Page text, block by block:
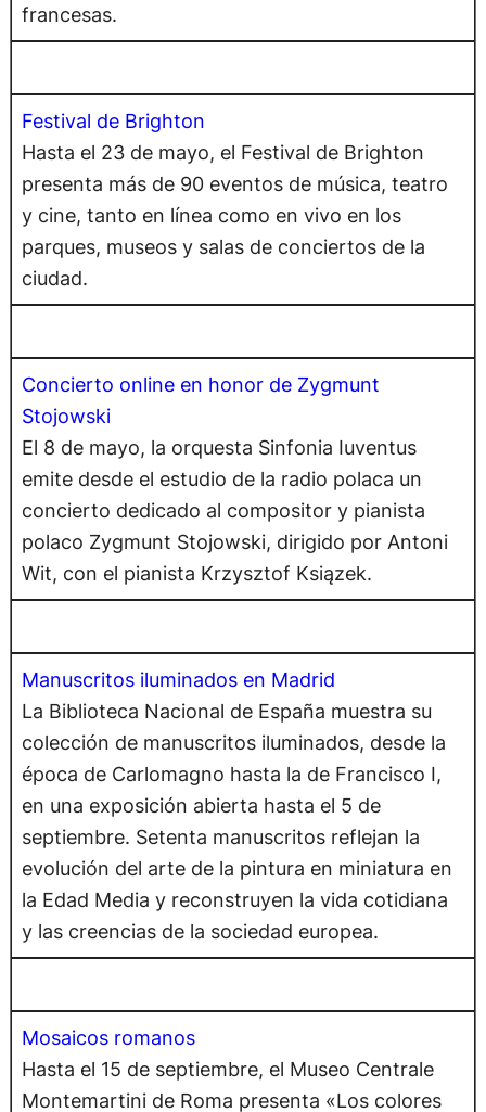
francesas.
Festival de Brighton
Hasta el 23 de mayo, el Festival de Brighton
presenta más de 90 eventos de música, teatro
y cine, tanto en línea como en vivo en los
parques, museos y salas de conciertos de la
ciudad.
Concierto online en honor de Zygmunt
Stojowski
El 8 de mayo, la orquesta Sinfonia Iuventus
emite desde el estudio de la radio polaca un
concierto dedicado al compositor y pianista
polaco Zygmunt Stojowski, dirigido por Antoni
Wit, con el pianista Krzysztof Ksiązek.
Manuscritos iluminados en Madrid
La Biblioteca Nacional de España muestra su
colección de manuscritos iluminados, desde la
época de Carlomagno hasta la de Francisco I,
en una exposición abierta hasta el 5 de
septiembre. Setenta manuscritos reflejan la
evolución del arte de la pintura en miniatura en
la Edad Media y reconstruyen la vida cotidiana
y las creencias de la sociedad europea.
Mosaicos romanos
Hasta el 15 de septiembre, el Museo Centrale
Montemartini de Roma presenta «Los colores